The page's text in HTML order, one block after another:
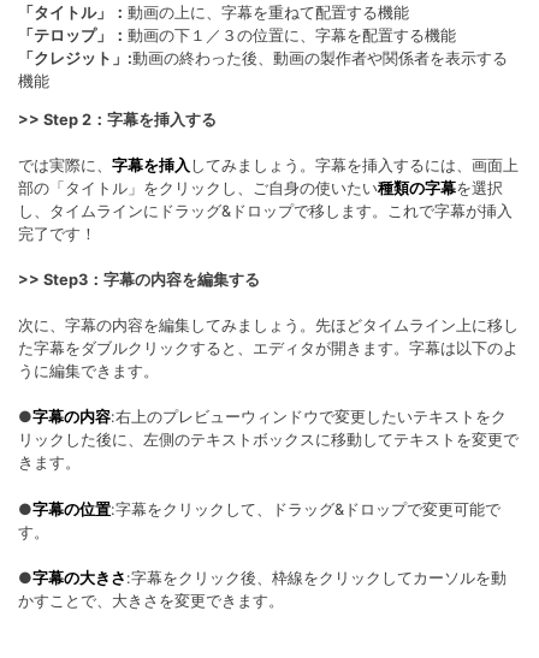
「タイトル」： 動画の上に、字幕を重ねて配置する機能
「テロップ」： 動画の下１／３の位置に、字幕を配置する機能
「クレジット」:動画の終わった後、動画の製作者や関係者を表示する
機能
>> Step 2：字幕を挿入する
では実際に、 字幕を挿入 してみましょう。字幕を挿入するには、画面上
部の「タイトル」をクリックし、ご自身の使いたい種類の字幕を選択
し、タイムラインにドラッグ&ドロップで移します。これで字幕が挿入
完了です！
>> Step3：字幕の内容を編集する
次に、字幕の内容を編集してみましょう。先ほどタイムライン上に移し
た字幕をダブルクリックすると、エディタが開きます。字幕は以下のよ
うに編集できます。
●字幕の内容:右上のプレビューウィンドウで変更したいテキストをク
リックした後に、左側のテキストボックスに移動してテキストを変更で
きます。
●字幕の位置:字幕をクリックして、ドラッグ&ドロップで変更可能で
す。
●字幕の大きさ :字幕をクリック後、枠線をクリックしてカーソルを動
かすことで、大きさを変更できます。